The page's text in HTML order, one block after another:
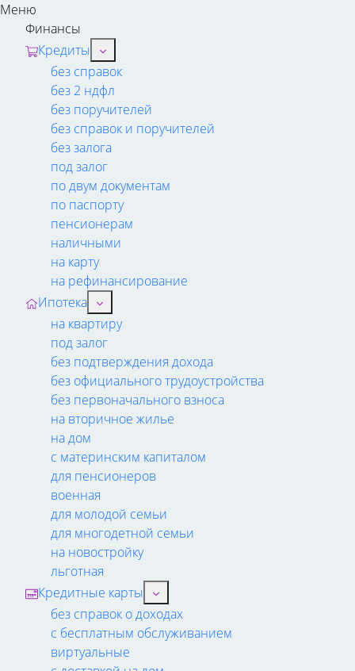
Меню
Финансы
Кредиты
без справок
без 2 ндфл
без поручителей
без справок и поручителей
без залога
под залог
по двум документам
по паспорту
пенсионерам
наличными
на карту
на рефинансирование
Ипотека
на квартиру
под залог
без подтверждения дохода
без официального трудоустройства
без первоначального взноса
на вторичное жилье
на дом
с материнским капиталом
для пенсионеров
военная
для молодой семьи
для многодетной семьи
на новостройку
льготная
Кредитные карты
без справок о доходах
с бесплатным обслуживанием
виртуальные